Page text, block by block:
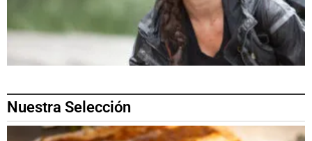
Nuestra Selección